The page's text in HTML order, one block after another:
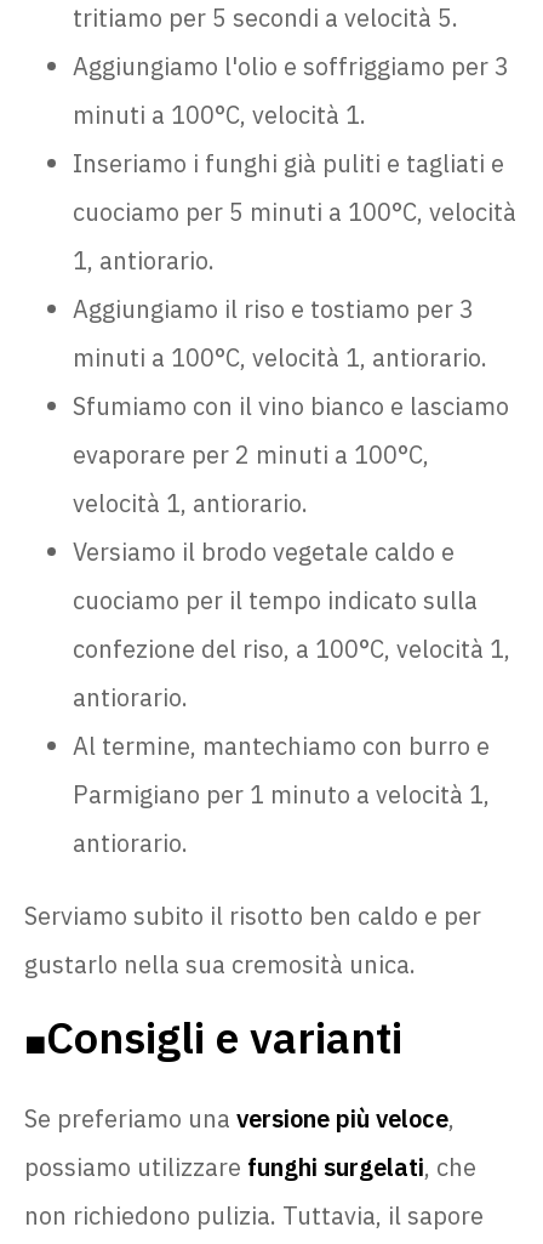
tritiamo per 5 secondi a velocità 5.
Aggiungiamo l'olio e soffriggiamo per 3
minuti a 100°C, velocità 1.
Inseriamo i funghi già puliti e tagliati e
cuociamo per 5 minuti a 100°C, velocità
1, antiorario.
Aggiungiamo il riso e tostiamo per 3
minuti a 100°C, velocità 1, antiorario.
Sfumiamo con il vino bianco e lasciamo
evaporare per 2 minuti a 100°C,
velocità 1, antiorario.
Versiamo il brodo vegetale caldo e
cuociamo per il tempo indicato sulla
confezione del riso, a 100°C, velocità 1,
antiorario.
Al termine, mantechiamo con burro e
Parmigiano per 1 minuto a velocità 1,
antiorario.
Serviamo subito il risotto ben caldo e per
gustarlo nella sua cremosità unica.
🟧Consigli e varianti
Se preferiamo una versione più veloce,
possiamo utilizzare funghi surgelati, che
non richiedono pulizia. Tuttavia, il sapore